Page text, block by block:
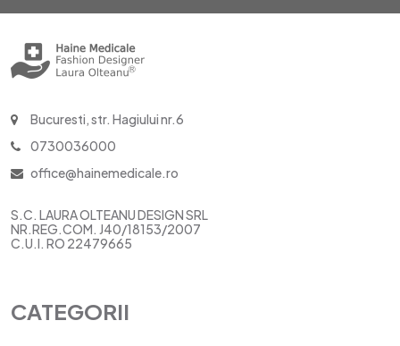
Bucuresti, str. Hagiului nr.6
0730036000
office@hainemedicale.ro
S.C. LAURA OLTEANU DESIGN SRL
NR.REG.COM. J40/18153/2007
C.U.I. RO 22479665
CATEGORII